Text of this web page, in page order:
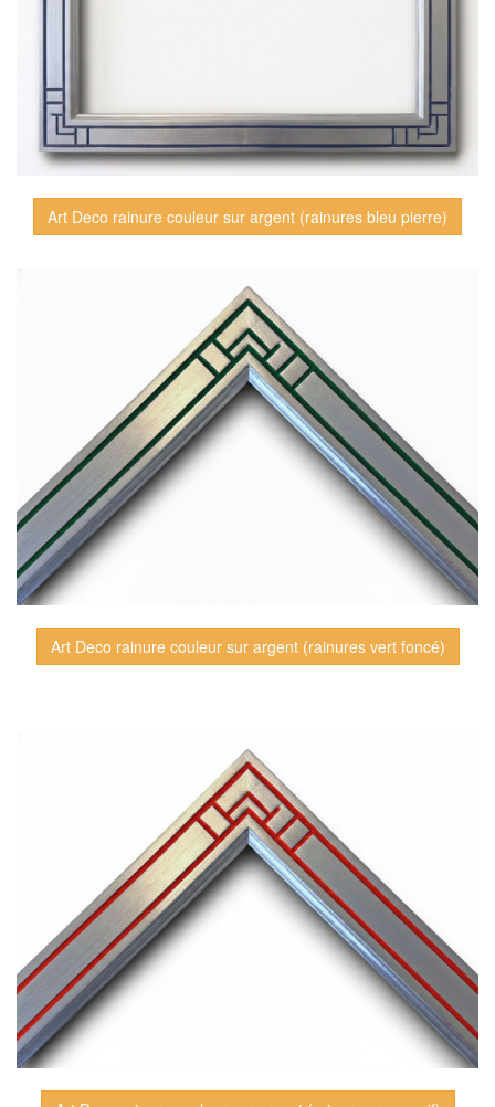
Art Deco rainure couleur sur argent (rainures bleu pierre)
Art Deco rainure couleur sur argent (rainures vert foncé)